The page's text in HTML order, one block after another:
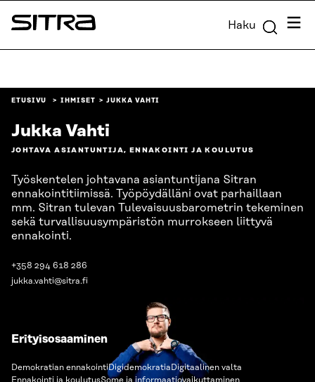
Siirry
suoraan
Sitra Haku
ETUSIVU IHMISET JUKKA VAHTI
Jukka Vahti
JOHTAVA ASIANTUNTIJA, ENNAKOINTI JA KOULUTUS
Työskentelen johtavana asiantuntijana Sitran
ennakointitiimissä. Työpöydälläni ovat parhaillaan
mm. Sitran tulevan Tulevaisuusbarometrin tekeminen
sekä turvallisuusympäristön murrokseen liittyvä
ennakointi.
+358 294 618 286
jukka.vahti@sitra.fi
Erityisosaaminen
Demokratian ennakointiDigidemokratia Digitaalinen valta